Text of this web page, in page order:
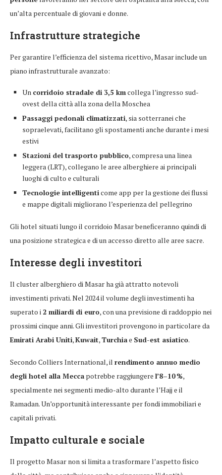
un’alta percentuale di giovani e donne.
Infrastrutture strategiche
Per garantire l’efficienza del sistema ricettivo, Masar include un
piano infrastrutturale avanzato:
Un corridoio stradale di 3,5 kmcollega l’ingresso sud-
ovest della città alla zona della Moschea
Passaggi pedonali climatizzati, sia sotterranei che
sopraelevati, facilitano gli spostamenti anche durante i mesi
estivi
Stazioni del trasporto pubblico, compresa una linea
leggera (LRT), collegano le aree alberghiere ai principali
luoghi di culto e culturali
Tecnologie intelligenticome app per la gestione dei flussi
e mappe digitali migliorano l’esperienza del pellegrino
Gli hotel situati lungo il corridoio Masar beneficeranno quindi di
una posizione strategica e di un accesso diretto alle aree sacre.
Interesse degli investitori
Il cluster alberghiero di Masar ha già attratto notevoli
investimenti privati. Nel 2024 il volume degli investimenti ha
superato i 2 miliardi di euro, con una previsione di raddoppio nei
prossimi cinque anni. Gli investitori provengono in particolare da
Emirati Arabi Uniti,Kuwait,Turchiae Sud-est asiatico.
Secondo Colliers International, il rendimento annuo medio
degli hotel alla Mecca potrebbe raggiungere l’8–10 %,
specialmente nei segmenti medio-alto durante l’Hajj e il
Ramadan. Un’opportunità interessante per fondi immobiliari e
capitali privati.
Impatto culturale e sociale
Il progetto Masar non si limita a trasformare l’aspetto fisico